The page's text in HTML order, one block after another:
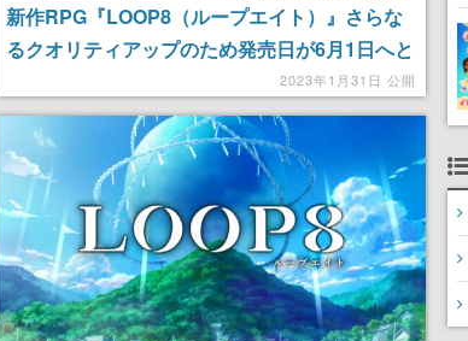
新作RPG『LOOP8（ループエイト）』さらな
るクオリティアップのため発売日が6月1日へと
2023年1月31日 公開